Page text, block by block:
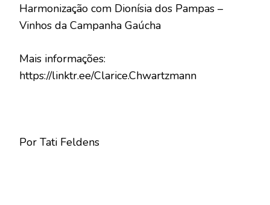
Harmonização com Dionísia dos Pampas –
Vinhos da Campanha Gaúcha
Mais informações:
https://linktr.ee/Clarice.Chwartzmann
Por Tati Feldens